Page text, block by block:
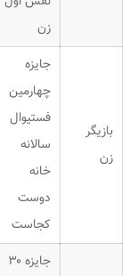
زن
بازیگر
زن
جایزه
چهارمین
فستیوال
سالانه
خانه
دوست
کجاست
جایزه ۳۰